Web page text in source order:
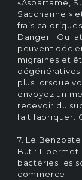
«Aspartame,
Saccharine »
frais
Danger : Oui
peuvent
migraines et
dégénératives
plus lorsque
envoyez un
recevoir du
fait fabriquer.
7. Le
But : Il permet
bactéries les
commerce.